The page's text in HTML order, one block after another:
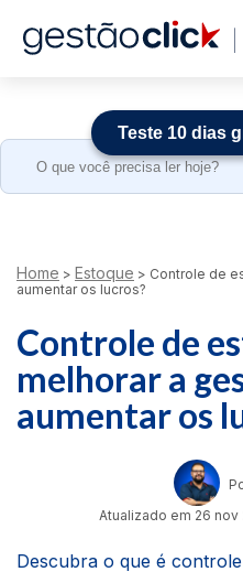
Search
Home > Estoque > Controle de
aumentar os lucros?
Controle de
melhorar a
aumentar os
Atualizado em 26 nov
Descubra o que é
Teste 10 dias